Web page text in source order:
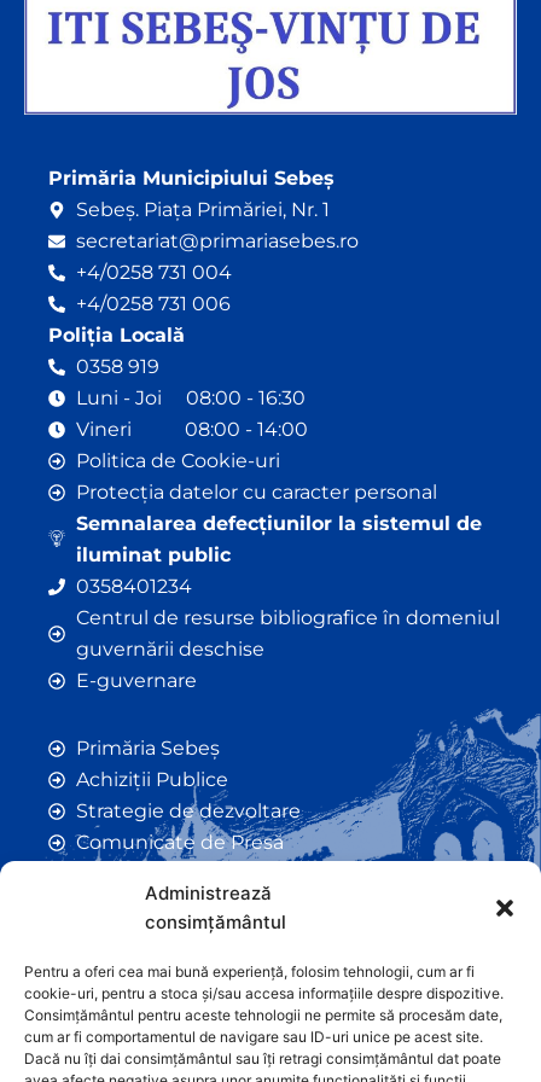
Administrează
consimțământul
Pentru a oferi cea mai bună experiență, folosim tehnologii, cum ar fi
cookie-uri, pentru a stoca și/sau accesa informațiile despre dispozitive.
Consimțământul pentru aceste tehnologii ne permite să procesăm date,
cum ar fi comportamentul de navigare sau ID-uri unice pe acest site.
Dacă nu îți dai consimțământul sau îți retragi consimțământul dat poate
Primăria Municipiului Sebeș
Sebeș. Piața Primăriei, Nr. 1
secretariat@primariasebes.ro
+4/0258 731 004
+4/0258 731 006
Poliția Locală
0358 919
Luni - Joi 08:00 - 16:30
Vineri 08:00 - 14:00
Politica de Cookie-uri
Protecția datelor cu caracter personal
Semnalarea defecțiunilor la sistemul de
iluminat public
0358401234
Centrul de resurse bibliografice în domeniul
guvernării deschise
E-guvernare
Primăria Sebeș
Achiziții Publice
Strategie de dezvoltare
Comunicate de Presă
Anunțuri
Hotarâri de Consiliu
Certificate de Urbanism
Autorizații de Construcții
Orașe Înfrățite
Contact